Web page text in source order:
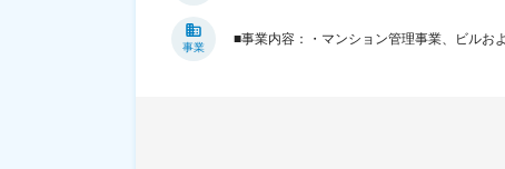
事業
■事業内容：・マンション管理事業、ビルお